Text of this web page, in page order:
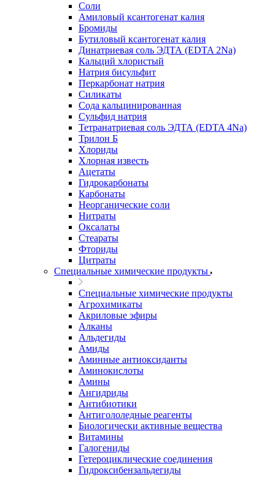
Соли
Амиловый ксантогенат калия
Бромиды
Бутиловый ксантогенат калия
Динатриевая соль ЭДТА (EDTA 2Na)
Кальций хлористый
Натрия бисульфит
Перкарбонат натрия
Силикаты
Сода кальцинированная
Сульфид натрия
Тетранатриевая соль ЭДТА (EDTA 4Na)
Трилон Б
Хлориды
Хлорная известь
Ацетаты
Гидрокарбонаты
Карбонаты
Неорганические соли
Нитраты
Оксалаты
Стеараты
Фториды
Цитраты
Специальные химические продукты
Специальные химические продукты
Агрохимикаты
Акриловые эфиры
Алканы
Альдегиды
Амиды
Аминные антиоксиданты
Аминокислоты
Амины
Ангидриды
Антибиотики
Антигололедные реагенты
Биологически активные вещества
Витамины
Галогениды
Гетероциклические соединения
Гидроксибензальдегиды